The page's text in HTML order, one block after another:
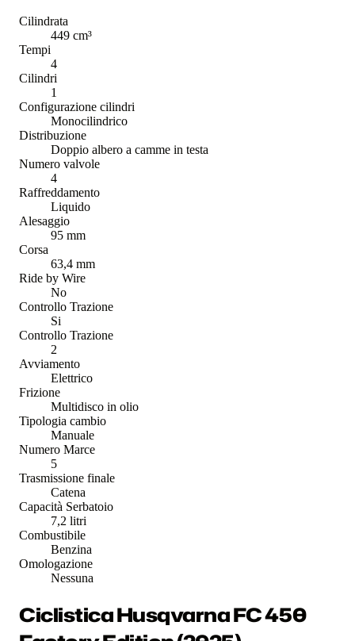
Cilindrata
449 cm³
Tempi
4
Cilindri
1
Configurazione cilindri
Monocilindrico
Distribuzione
Doppio albero a camme in testa
Numero valvole
4
Raffreddamento
Liquido
Alesaggio
95 mm
Corsa
63,4 mm
Ride by Wire
No
Controllo Trazione
Si
Controllo Trazione
2
Avviamento
Elettrico
Frizione
Multidisco in olio
Tipologia cambio
Manuale
Numero Marce
5
Trasmissione finale
Catena
Capacità Serbatoio
7,2 litri
Combustibile
Benzina
Omologazione
Nessuna
Ciclistica Husqvarna FC 450